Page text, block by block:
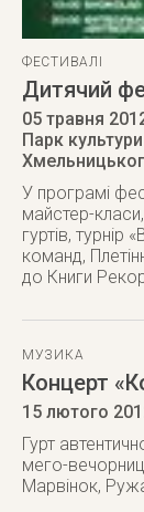
ФЕСТИВАЛІ
Дитячий
05 травня
Парк
У програмі
майстер-
гуртів,
команд,
до Книги
МУЗИКА
Концерт
15 лютого
Гурт
мего-
Марвінок,